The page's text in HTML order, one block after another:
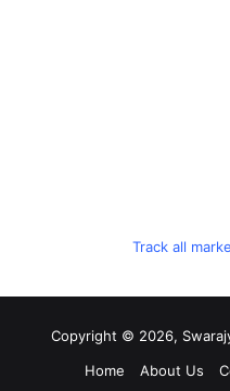
Track all
Copyright © 2026,
Home
About Us